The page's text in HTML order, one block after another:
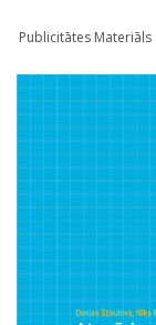
Publicitātes Materiāls